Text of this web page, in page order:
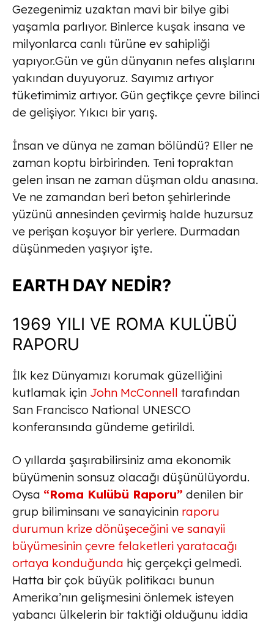
Gezegenimiz uzaktan mavi bir bilye gibi
yaşamla parlıyor. Binlerce kuşak insana ve
milyonlarca canlı türüne ev sahipliği
yapıyor.Gün ve gün dünyanın nefes alışlarını
yakından duyuyoruz. Sayımız artıyor
tüketimimiz artıyor. Gün geçtikçe çevre bilinci
de gelişiyor. Yıkıcı bir yarış.
İnsan ve dünya ne zaman bölündü? Eller ne
zaman koptu birbirinden. Teni topraktan
gelen insan ne zaman düşman oldu anasına.
Ve ne zamandan beri beton şehirlerinde
yüzünü annesinden çevirmiş halde huzursuz
ve perişan koşuyor bir yerlere. Durmadan
düşünmeden yaşıyor işte.
EARTH DAY NEDİR?
1969 YILI VE ROMA KULÜBÜ
RAPORU
İlk kez Dünyamızı korumak güzelliğini
kutlamak için John McConnell tarafından
San Francisco National UNESCO
konferansında gündeme getirildi.
O yıllarda şaşırabilirsiniz ama ekonomik
büyümenin sonsuz olacağı düşünülüyordu.
Oysa “Roma Kulübü Raporu” denilen bir
grup biliminsanı ve sanayicinin raporu
durumun krize dönüşeceğini ve sanayii
büyümesinin çevre felaketleri yaratacağı
ortaya konduğunda hiç gerçekçi gelmedi.
Hatta bir çok büyük politikacı bunun
Amerika’nın gelişmesini önlemek isteyen
yabancı ülkelerin bir taktiği olduğunu iddia